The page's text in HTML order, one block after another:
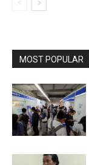
MOST POPULAR